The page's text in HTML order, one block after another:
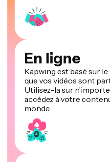
En ligne
Kapwing est basé sur
que vos vidéos sont
Utilisez-la sur
accédez à votre
monde.